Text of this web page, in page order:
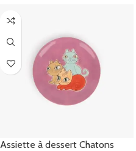
Assiette à dessert Chatons